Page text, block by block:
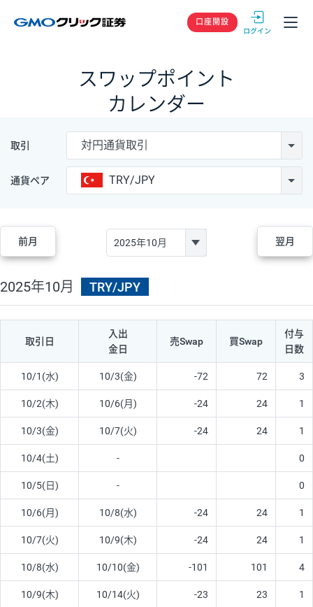
GMOクリック
口座開設
スワップポイント
カレンダー
取引 対円通貨取引
通貨ペア TRY/JPY
前月 翌月
2025年10月 TRY/JPY
取引日
入出
金日
売Swap 買Swap
付与
日数
10/1(水) 10/3(金) -72 72 3
10/2(木) 10/6(月) -24 24 1
10/3(金) 10/7(火) -24 24 1
10/4(土) - 0
10/5(日) - 0
10/6(月) 10/8(水) -24 24 1
10/7(火) 10/9(木) -24 24 1
10/8(水) 10/10(金) -101 101 4
10/9(木) 10/14(火) -23 23 1